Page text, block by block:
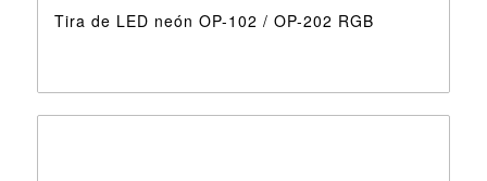
Tira de LED neón OP-102 / OP-202 RGB